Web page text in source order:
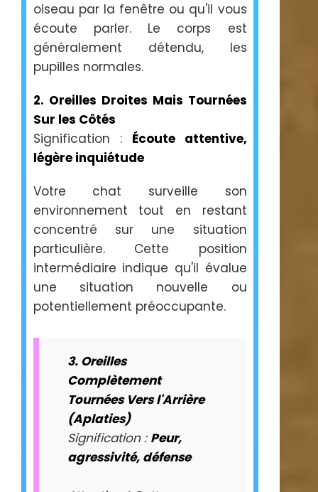
oiseau par la fenêtre ou qu'il vous
écoute parler. Le corps est
généralement détendu, les
pupilles normales.
2. Oreilles Droites Mais Tournées
Sur les Côtés
Signification : Écoute attentive,
légère inquiétude
Votre chat surveille son
environnement tout en restant
concentré sur une situation
particulière. Cette position
intermédiaire indique qu'il évalue
une situation nouvelle ou
potentiellement préoccupante.
3. Oreilles
Complètement
Tournées Vers l'Arrière
(Aplaties)
Signification : Peur,
agressivité, défense